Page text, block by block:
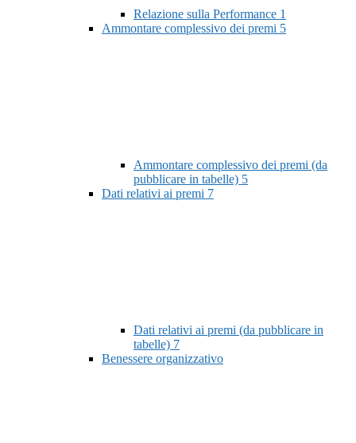
Relazione sulla Performance 1
Ammontare complessivo dei premi 5
Ammontare complessivo dei premi (da
pubblicare in tabelle) 5
Dati relativi ai premi 7
Dati relativi ai premi (da pubblicare in
tabelle) 7
Benessere organizzativo